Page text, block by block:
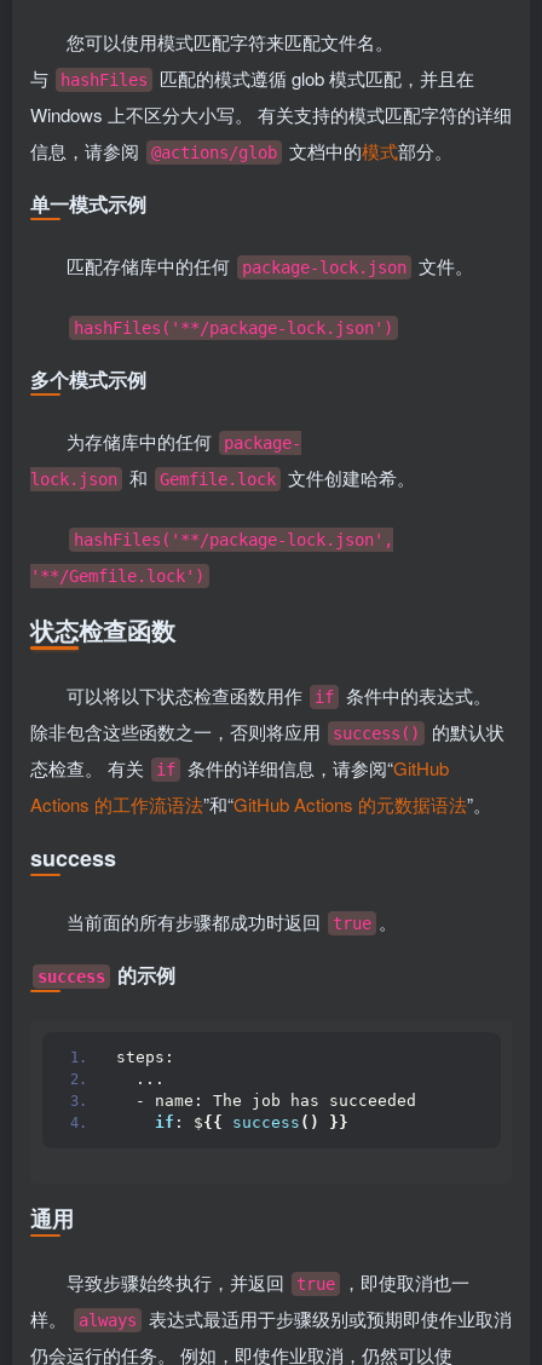
您可以使用模式匹配字符来匹配文件名。
与
hashFiles
匹配的模式遵循 glob 模式匹配，并且在
Windows 上不区分大小写。 有关支持的模式匹配字符的详细
信息，请参阅
@actions/glob 文档中的模式部分。
单一模式示例
匹配存储库中的任何 package-lock.json 文件。
hashFiles('**/package-lock.json')
多个模式示例
为存储库中的任何
package-
lock.json
和 Gemfile.lock 文件创建哈希。
hashFiles('**/package-lock.json',
'**/Gemfile.lock')
状态检查函数
可以将以下状态检查函数用作 if
条件中的表达式。
除非包含这些函数之一，否则将应用
success()
的默认状
态检查。 有关
if 条件的详细信息，请参阅“GitHub
Actions 的工作流语法”和“GitHub Actions 的元数据语法”。
success
当前面的所有步骤都成功时返回 true 。
success 的示例
steps:
  ...
  - name: The job has succeeded
if : ${{ success () }}
通用
导致步骤始终执行，并返回 true
，即使取消也一
样。
always
表达式最适用于步骤级别或预期即使作业取消
仍会运行的任务。 例如，即使作业取消，仍然可以使